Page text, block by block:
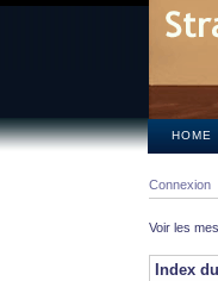
HOME
Connexion
Voir les
Index